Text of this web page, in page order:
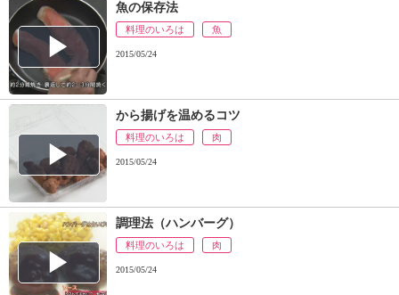
デ
シ
ョ
ナ
み
ん
な
魚の保存法
料理のいろは 魚
2015/05/24
から揚げを温めるコツ
料理のいろは 肉
2015/05/24
調理法（ハンバーグ）
料理のいろは 肉
2015/05/24